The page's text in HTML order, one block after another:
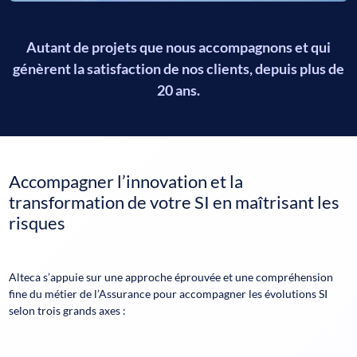
Etc.
SI IARD et RCP dans le cadre d’évolutions
et dans le collectif :
Optimisation de la saisie des Bulletins Individuels
Autant de projets que nous accompagnons et qui
génèrent la satisfaction de nos clients, depuis plus de
20 ans.
Accompagner l’innovation et la
transformation de votre SI en maîtrisant les
risques
Alteca s’appuie sur une approche éprouvée et une compréhension
fine du métier de l’Assurance pour accompagner les évolutions SI
selon trois grands axes :